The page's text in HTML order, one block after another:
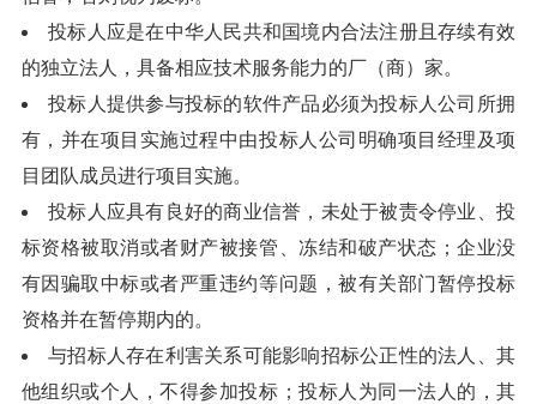
投标人应是在中华人民共和国境内合法注册且存续有效
的独立法人，具备相应技术服务能力的厂（商）家。
投标人提供参与投标的软件产品必须为投标人公司所拥
有，并在项目实施过程中由投标人公司明确项目经理及项
目团队成员进行项目实施。
投标人应具有良好的商业信誉，未处于被责令停业、投
标资格被取消或者财产被接管、冻结和破产状态；企业没
有因骗取中标或者严重违约等问题，被有关部门暂停投标
资格并在暂停期内的。
与招标人存在利害关系可能影响招标公正性的法人、其
他组织或个人，不得参加投标；投标人为同一法人的，其